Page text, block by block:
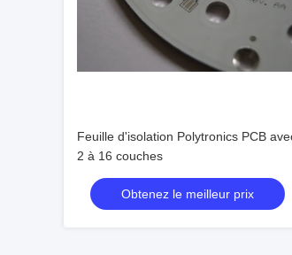
Feuille d'isolation Polytronics PCB
2 à 16 couches
Obtenez le meilleur prix